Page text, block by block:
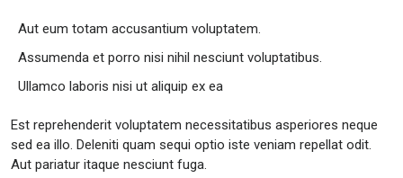
Aut eum totam accusantium voluptatem.
Assumenda et porro nisi nihil nesciunt voluptatibus.
Ullamco laboris nisi ut aliquip ex ea
Est reprehenderit voluptatem necessitatibus asperiores neque
sed ea illo. Deleniti quam sequi optio iste veniam repellat odit.
Aut pariatur itaque nesciunt fuga.